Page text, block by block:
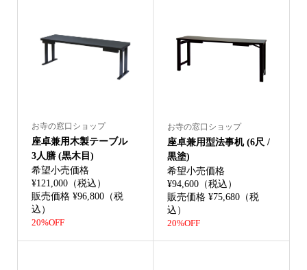
お寺の窓口ショップ
座卓兼用木製テーブル
3人膳 (黒木目)
希望小売価格
¥121,000（税込）
販売価格 ¥96,800（税
込）
20%OFF
お寺の窓口ショップ
座卓兼用型法事机 (6尺 /
黒塗)
希望小売価格
¥94,600（税込）
販売価格 ¥75,680（税
込）
20%OFF